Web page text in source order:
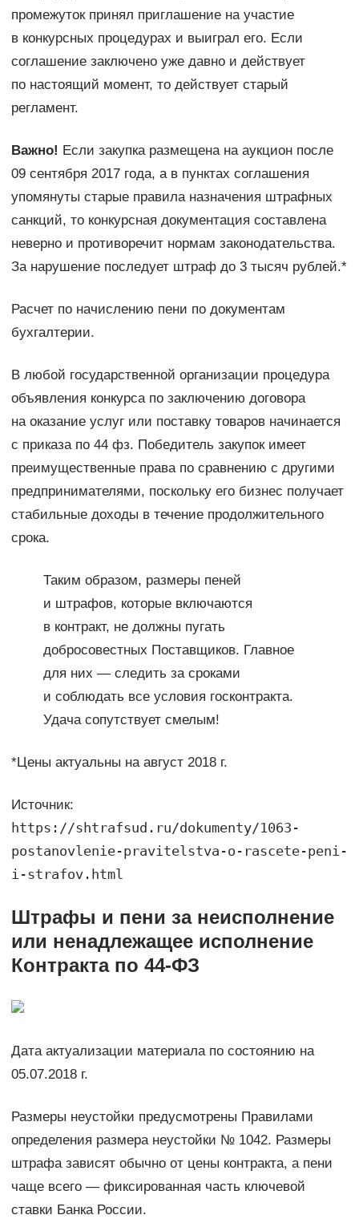
промежуток принял приглашение на участие
в конкурсных процедурах и выиграл его. Если
соглашение заключено уже давно и действует
по настоящий момент, то действует старый
регламент.
Важно! Если закупка размещена на аукцион после
09 сентября 2017 года, а в пунктах соглашения
упомянуты старые правила назначения штрафных
санкций, то конкурсная документация составлена
неверно и противоречит нормам законодательства.
За нарушение последует штраф до 3 тысяч рублей.*
Расчет по начислению пени по документам
бухгалтерии.
В любой государственной организации процедура
объявления конкурса по заключению договора
на оказание услуг или поставку товаров начинается
с приказа по 44 фз. Победитель закупок имеет
преимущественные права по сравнению с другими
предпринимателями, поскольку его бизнес получает
стабильные доходы в течение продолжительного
срока.
Таким образом, размеры пеней
и штрафов, которые включаются
в контракт, не должны пугать
добросовестных Поставщиков. Главное
для них — следить за сроками
и соблюдать все условия госконтракта.
Удача сопутствует смелым!
*Цены актуальны на август 2018 г.
Источник:
https://shtrafsud.ru/dokumenty/1063-
postanovlenie-pravitelstva-o-rascete-peni-
i-strafov.html
Штрафы и пени за неисполнение
или ненадлежащее исполнение
Контракта по 44-ФЗ
Дата актуализации материала по состоянию на
05.07.2018 г.
Размеры неустойки предусмотрены Правилами
определения размера неустойки № 1042. Размеры
штрафа зависят обычно от цены контракта, а пени
чаще всего — фиксированная часть ключевой
ставки Банка России.